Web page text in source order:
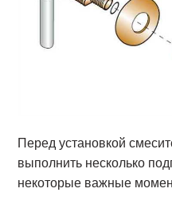
Перед установкой
выполнить несколько
некоторые важные